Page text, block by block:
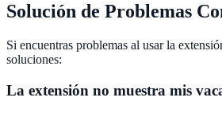
Solución de Problemas
Si encuentras problemas al usar la
soluciones:
La extensión no muestra mis